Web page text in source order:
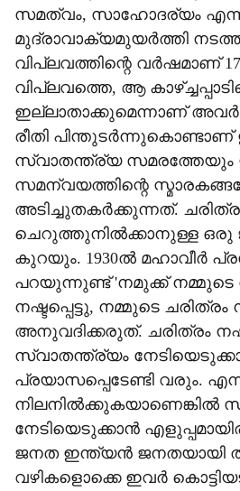
സമത്വം, സാഹോദര്യം എന്ന
മുദ്രാവാക്യമുയര്‍ത്തി
വിപ്ലവത്തിന്റെ വര്‍ഷമാണ്
വിപ്ലവത്തെ, ആ
ഇല്ലാതാക്കുമെന്നാണ്
രീതി പിന്തുടര്‍ന്നുകൊണ്ടാണ്
സ്വാതന്ത്ര്യ സമരത്തേയും
സമന്വയത്തിന്റെ
അടിച്ചുതകര്‍ക്കുന്നത്. ചരിത്രം
ചെറുത്തുനില്‍ക്കാനുള്ള ഒരു
കുറയും. 1930ല്‍ മഹാവീര്‍
പറയുന്നുണ്ട് 'നമുക്ക് നമ്മുടെ
നഷ്ടപ്പെട്ടു, നമ്മുടെ ചരിത്രം
അനുവദിക്കരുത്. ചരിത്രം
സ്വാതന്ത്ര്യം
പ്രയാസപ്പെടേണ്ടി വരും.
നിലനില്‍ക്കുകയാണെങ്കില്‍
നേടിയെടുക്കാന്‍
ജനത ഇന്ത്യന്‍ ജനതയായി
വഴികളൊക്കെ ഇവര്‍